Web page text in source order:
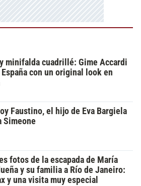
minifalda cuadrillé: Gime Accardi
con un original look en
Faustino, el hijo de Eva Bargiela
Simeone
fotos de la escapada de María
y su familia a Río de Janeiro:
y una visita muy especial